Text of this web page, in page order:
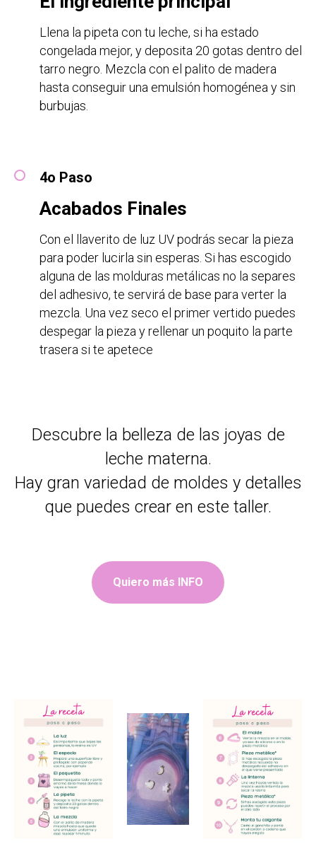
Llena la pipeta con tu leche, si ha estado
congelada mejor, y deposita 20 gotas dentro del
tarro negro. Mezcla con el palito de madera
hasta conseguir una emulsión homogénea y sin
burbujas.
4o Paso
Acabados Finales
Con el llaverito de luz UV podrás secar la pieza
para poder lucirla sin esperas. Si has escogido
alguna de las molduras metálicas no la separes
del adhesivo, te servirá de base para verter la
mezcla. Una vez seco el primer vertido puedes
despegar la pieza y rellenar un poquito la parte
trasera si te apetece
Descubre la belleza de las joyas de
leche materna.
Hay gran variedad de moldes y detalles
que puedes crear en este taller.
Quiero más INFO